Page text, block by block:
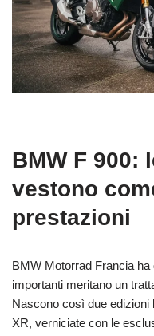
BMW F 900:
vestono
prestazioni
BMW Motorrad Francia
importanti meritano un
Nascono così due edizioni
XR, verniciate con le